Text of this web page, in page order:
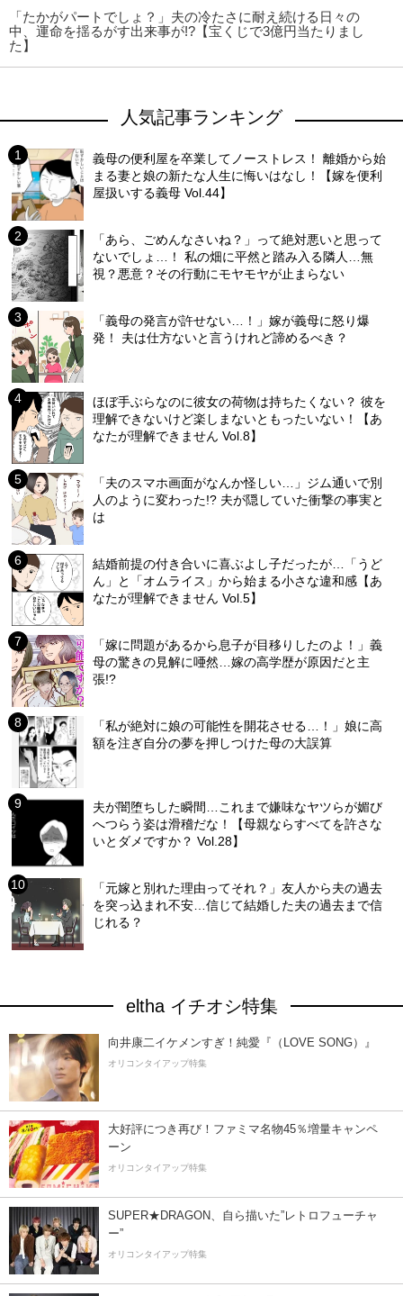
「たかがパートでしょ？」夫の冷たさに耐え続ける日々の
中、運命を揺るがす出来事が!?【宝くじで3億円当たりまし
た】
人気記事ランキング
義母の便利屋を卒業してノーストレス！ 離婚から始
まる妻と娘の新たな人生に悔いはなし！【嫁を便利
屋扱いする義母 Vol.44】
「あら、ごめんなさいね？」って絶対悪いと思って
ないでしょ…！ 私の畑に平然と踏み入る隣人…無
視？悪意？その行動にモヤモヤが止まらない
「義母の発言が許せない…！」嫁が義母に怒り爆
発！ 夫は仕方ないと言うけれど諦めるべき？
ほぼ手ぶらなのに彼女の荷物は持ちたくない？ 彼を
理解できないけど楽しまないともったいない！【あ
なたが理解できません Vol.8】
「夫のスマホ画面がなんか怪しい…」ジム通いで別
人のように変わった!? 夫が隠していた衝撃の事実と
は
結婚前提の付き合いに喜ぶよし子だったが…「うど
ん」と「オムライス」から始まる小さな違和感【あ
なたが理解できません Vol.5】
「嫁に問題があるから息子が目移りしたのよ！」義
母の驚きの見解に唖然…嫁の高学歴が原因だと主
張!?
「私が絶対に娘の可能性を開花させる…！」娘に高
額を注ぎ自分の夢を押しつけた母の大誤算
夫が闇堕ちした瞬間…これまで嫌味なヤツらが媚び
へつらう姿は滑稽だな！【母親ならすべてを許さな
いとダメですか？ Vol.28】
「元嫁と別れた理由ってそれ？」友人から夫の過去
を突っ込まれ不安…信じて結婚した夫の過去まで信
じれる？
eltha イチオシ特集
向井康二イケメンすぎ！純愛『（LOVE SONG）』
オリコンタイアップ特集
大好評につき再び！ファミマ名物45％増量キャンペ
ーン
オリコンタイアップ特集
SUPER★DRAGON、自ら描いた”レトロフューチャ
ー”
オリコンタイアップ特集